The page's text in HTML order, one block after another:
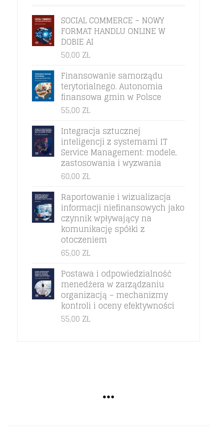
SOCIAL COMMERCE – NOWY
FORMAT HANDLU ONLINE W
DOBIE AI
50,00 ZŁ
Finansowanie samorządu
terytorialnego. Autonomia
finansowa gmin w Polsce
55,00 ZŁ
Integracja sztucznej
inteligencji z systemami IT
Service Management: modele,
zastosowania i wyzwania
60,00 ZŁ
Raportowanie i wizualizacja
informacji niefinansowych jako
czynnik wpływający na
komunikację spółki z
otoczeniem
65,00 ZŁ
Postawa i odpowiedzialność
menedżera w zarządzaniu
organizacją – mechanizmy
kontroli i oceny efektywności
55,00 ZŁ